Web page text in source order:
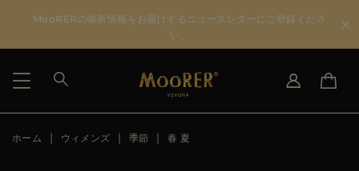
MooRERの最新情報をお届けするニュースレターにご登録くださ
い。
国を選択
ホーム ウィメンズ 季節 春 夏